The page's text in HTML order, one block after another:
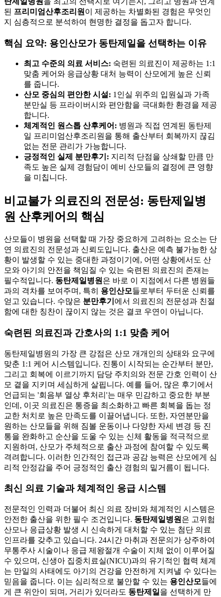
된 프리미엄산후조리원 이 제공하는 차별화된 경험은 무엇인
지 심층적으로 분석하여 현명한 결정을 돕고자 합니다.
핵심 요약: 용인산모가 동탄제일을 선택하는 이유
최고 수준의 의료 서비스: 숙련된 의료진이 제공하는 1:1
맞춤 케어와 응급상황 대처 능력이 산모에게 높은 신뢰
를 줍니다.
산모 중심의 편안한 시설: 1인실 위주의 입원실과 가족
분만실 등 프라이버시와 편안함을 극대화한 환경을 제공
합니다.
체계적인 원스톱 산후케어: 병원과 직접 연계된 동탄제
일 프리미엄산후조리원을 통해 출산부터 회복까지 끊김
없는 전문 관리가 가능합니다.
긍정적인 실제 분만후기: 지리적 단점을 상쇄할 만큼 만
족도 높은 실제 경험담이 예비 산모들의 결정에 큰 영향
을 미칩니다.
비교불가 의료진의 전문성: 동탄제일병
원 산후케어의 핵심
산모들이 병원을 선택할 때 가장 중요하게 고려하는 요소는 단
연 의료진의 전문성과 신뢰도입니다. 출산은 예측 불가능한 상
황이 발생할 수 있는 중대한 과정이기에, 어떤 상황에서도 산
모와 아기의 안전을 책임질 수 있는 숙련된 의료진의 존재는
필수적입니다. 동탄제일병원 은 바로 이 지점에서 다른 병원들
과의 격차를 보여주며, 특히 용인산모들로부터 두터운 신뢰를
얻고 있습니다. 수많은 분만후기 에서 의료진의 전문성과 친절
함에 대한 칭찬이 끊이지 않는 것은 결코 우연이 아닙니다.
숙련된 의료진과 간호사의 1:1 맞춤 케어
동탄제일병원의 가장 큰 강점은 산모 개개인의 상태와 요구에
맞춘 1:1 케어 시스템입니다. 진통이 시작되는 순간부터 분만,
그리고 회복에 이르기까지 담당 주치의와 전문 간호 인력이 산
모 곁을 지키며 세심하게 살핍니다. 예를 들어, 많은 후기에서
언급되는 '회음부 열상 후처리'는 매우 민감하고 중요한 부분
인데, 이곳 의료진은 통증을 최소화하고 빠른 회복을 돕는 정
교한 처치로 높은 만족도를 이끌어냅니다. 또한, 자연분만을
원하는 산모들을 위해 짐볼 운동이나 다양한 자세 변경 등 진
통을 완화하고 순산을 도울 수 있는 신체 활동을 적극적으로
지원하며, 산모가 주체적으로 출산 과정에 참여할 수 있도록
격려합니다. 이러한 인간적인 접근과 공감 능력은 산모에게 심
리적 안정감을 주어 긍정적인 출산 경험의 밑거름이 됩니다.
최신 의료 기술과 체계적인 응급 시스템
전문적인 인력과 더불어 최신 의료 장비와 체계적인 시스템은
안전한 출산을 위한 필수 조건입니다. 동탄제일병원 은 고위험
산모나 응급상황 발생 시 신속하게 대처할 수 있는 첨단 의료
인프라를 갖추고 있습니다. 24시간 마취과 전문의가 상주하여
무통주사 시술이나 응급 제왕절개 수술이 지체 없이 이루어질
수 있으며, 신생아 집중치료실(NICU)과의 유기적인 협력 체계
는 만일의 사태에도 아기의 건강을 안전하게 지켜낼 수 있다는
믿음을 줍니다. 이는 심리적으로 불안할 수 있는 용인산모들에
게 큰 위안이 되며, 거리가 있더라도 동탄제일 을 선택하게 만